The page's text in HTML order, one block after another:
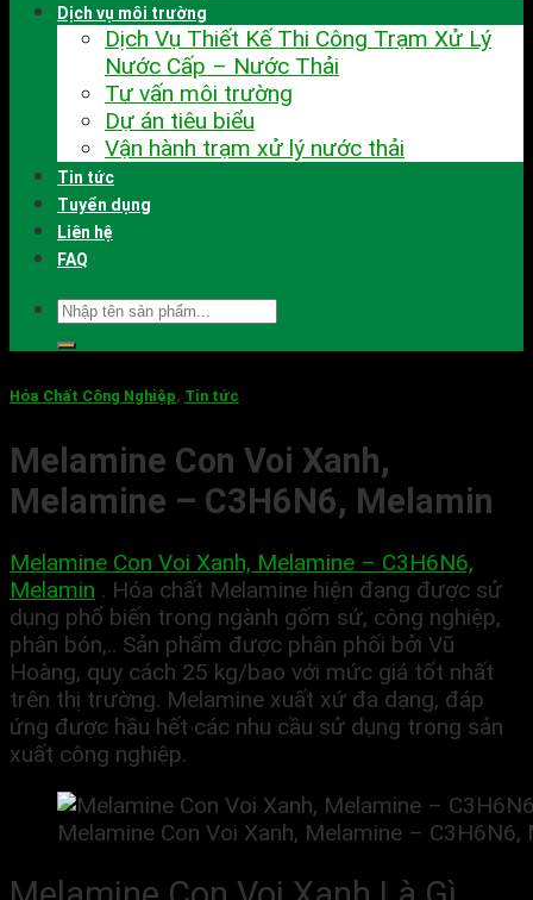
Dịch vụ môi trường
Dịch Vụ Thiết Kế Thi Công Trạm Xử Lý
Nước Cấp – Nước Thải
Tư vấn môi trường
Dự án tiêu biểu
Vận hành trạm xử lý nước thải
Tin tức
Tuyển dụng
Liên hệ
FAQ
Hóa Chất Công Nghiệp, Tin tức
Melamine Con Voi Xanh,
Melamine – C3H6N6, Melamin
Melamine Con Voi Xanh, Melamine – C3H6N6,
Melamin . Hóa chất Melamine hiện đang được sử
dụng phổ biến trong ngành gốm sứ, công nghiệp,
phân bón,.. Sản phẩm được phân phối bởi Vũ
Hoàng, quy cách 25 kg/bao với mức giá tốt nhất
trên thị trường. Melamine xuất xứ đa dạng, đáp
ứng được hầu hết các nhu cầu sử dụng trong sản
xuất công nghiệp.
Melamine Con Voi Xanh, Melamine – C3H6N6,